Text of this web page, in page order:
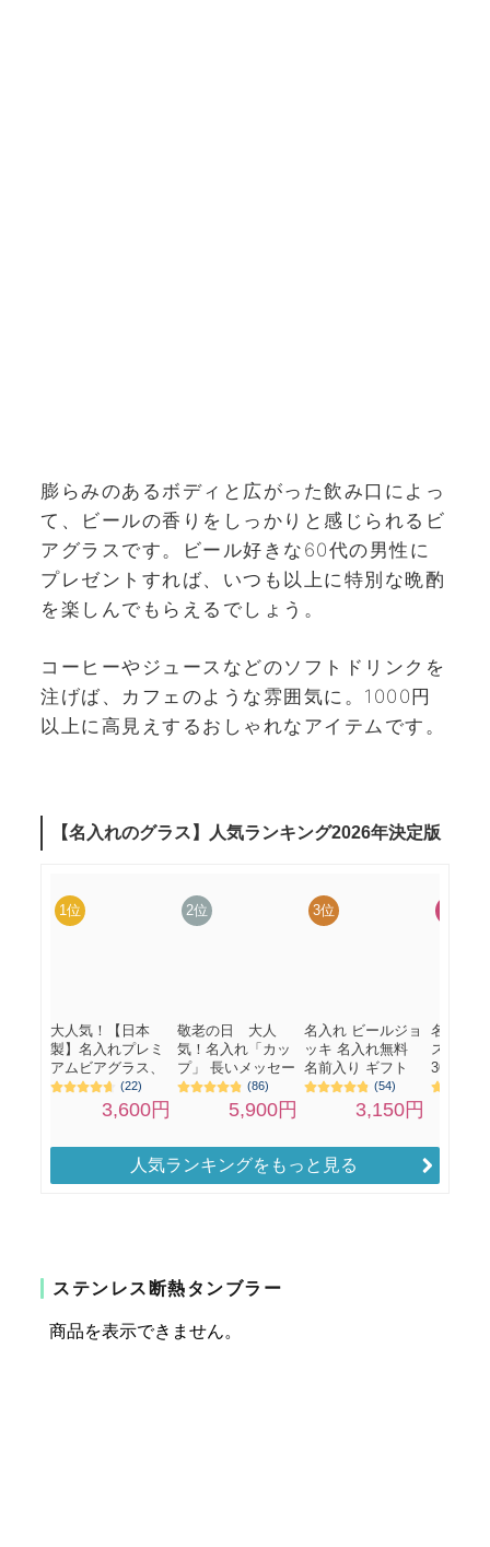
膨らみのあるボディと広がった飲み口によっ
て、ビールの香りをしっかりと感じられるビ
アグラスです。ビール好きな60代の男性に
プレゼントすれば、いつも以上に特別な晩酌
を楽しんでもらえるでしょう。
コーヒーやジュースなどのソフトドリンクを
注げば、カフェのような雰囲気に。1000円
以上に高見えするおしゃれなアイテムです。
人気ランキングをもっと見る
ステンレス断熱タンブラー